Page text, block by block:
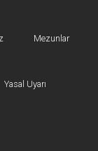
Mezunlar
Yasal Uyarı